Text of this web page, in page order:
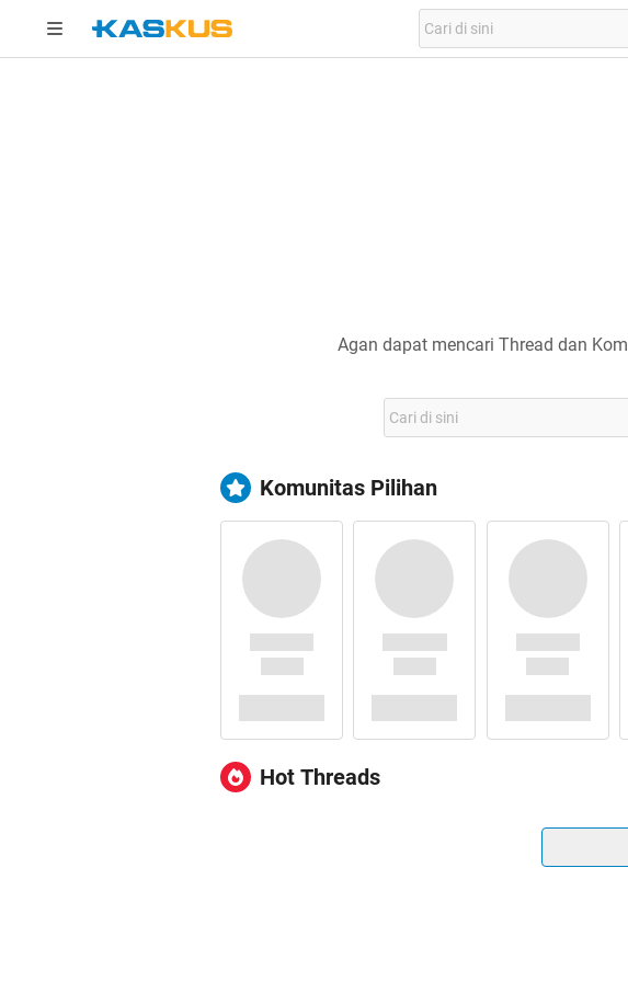
Agan dapat mencari Thread dan
Komunitas Pilihan
Hot Threads